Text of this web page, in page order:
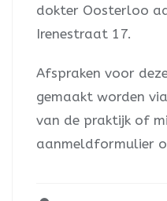
dokter Oosterloo
Irenestraat 17.
Afspraken voor
gemaakt worden
van de praktijk of
aanmeldformulier